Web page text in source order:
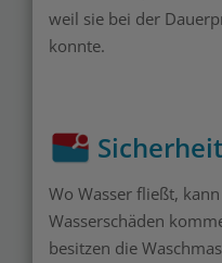
weil sie bei der
konnte.
Wo Wasser fließt,
Wasserschäden
besitzen die